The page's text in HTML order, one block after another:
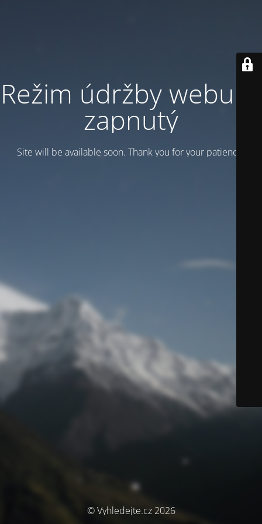
Režim údržby webu je
zapnutý
Site will be available soon. Thank you for your patience!
© Vyhledejte.cz 2026